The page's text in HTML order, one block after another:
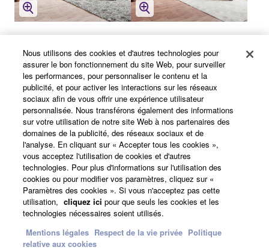
From top left
YDP-165 Dark Rosewood
YDP-165 Black
YDP-165 White
YDP-165 White Ash
YDP-145 Dark Rosewood
YDP-145 Black
YDP-145 White
YDP-S55 Black
YDP-S55 White
Nous utilisons des cookies et d'autres technologies pour
assurer le bon fonctionnement du site Web, pour surveiller
les performances, pour personnaliser le contenu et la
publicité, et pour activer les interactions sur les réseaux
sociaux afin de vous offrir une expérience utilisateur
personnalisée. Nous transférons également des informations
sur votre utilisation de notre site Web à nos partenaires des
domaines de la publicité, des réseaux sociaux et de
l'analyse. En cliquant sur « Accepter tous les cookies »,
vous acceptez l'utilisation de cookies et d'autres
technologies. Pour plus d'informations sur l'utilisation des
cookies ou pour modifier vos paramètres, cliquez sur «
Paramètres des cookies ». Si vous n'acceptez pas cette
utilisation, cliquez ici pour que seuls les cookies et les
technologies nécessaires soient utilisés.
Mentions légales Respect de la vie privée Politique
relative aux cookies